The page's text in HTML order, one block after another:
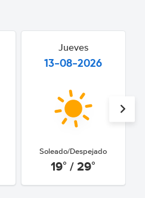
Jueves
13-08-2026
Soleado/Despejado
19° / 29°